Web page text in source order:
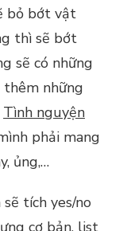
bỏ bớt vật
thì sẽ bớt
sẽ có những
những
Tình nguyện
phải mang
ủng,…
tích yes/no
cơ bản, list